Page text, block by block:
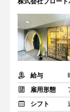
給与
雇用形態
シフト